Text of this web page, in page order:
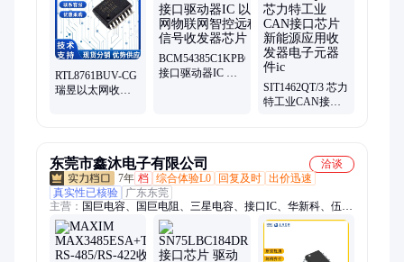
单片机、IGBT管、二极管、三极管、晶体管、GPU、元器件配
单、bom表配单
RTL8761BUV-CG
瑞昱以太网收发
BCM54385C1KPBG
接口驱动器IC 以
SIT1462QT/3 芯力
特工业CAN接口
东莞市鑫沐电子有限公司
洽谈
7年 档 综合体验L0 回复及时 出价迅速
真实性已核验
广东东莞
主营： 国巨电容、国巨电阻、三星电容、接口IC、华新科、伍尔
特电感、二极管、三极管、贴片电感、lm317to-220、贴片排阻、
贴片电阻、贴片电容、贴片磁珠、贴片滤波器、s8050s0t23、旺
诠电阻、厚声电阻